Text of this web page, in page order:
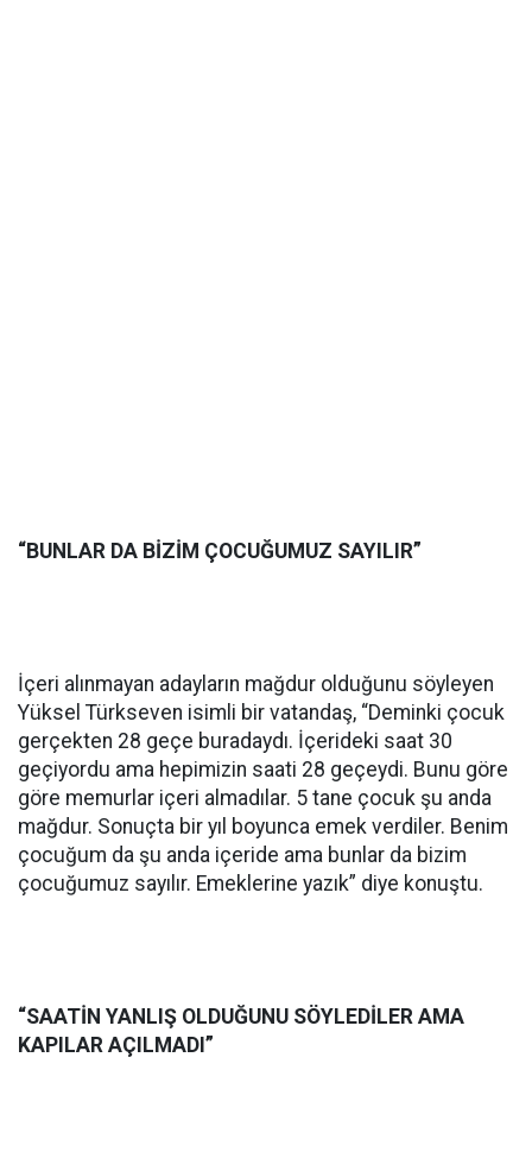
“BUNLAR DA BİZİM ÇOCUĞUMUZ SAYILIR”
İçeri alınmayan adayların mağdur olduğunu söyleyen
Yüksel Türkseven isimli bir vatandaş, “Deminki çocuk
gerçekten 28 geçe buradaydı. İçerideki saat 30
geçiyordu ama hepimizin saati 28 geçeydi. Bunu göre
göre memurlar içeri almadılar. 5 tane çocuk şu anda
mağdur. Sonuçta bir yıl boyunca emek verdiler. Benim
çocuğum da şu anda içeride ama bunlar da bizim
çocuğumuz sayılır. Emeklerine yazık” diye konuştu.
“SAATİN YANLIŞ OLDUĞUNU SÖYLEDİLER AMA
KAPILAR AÇILMADI”